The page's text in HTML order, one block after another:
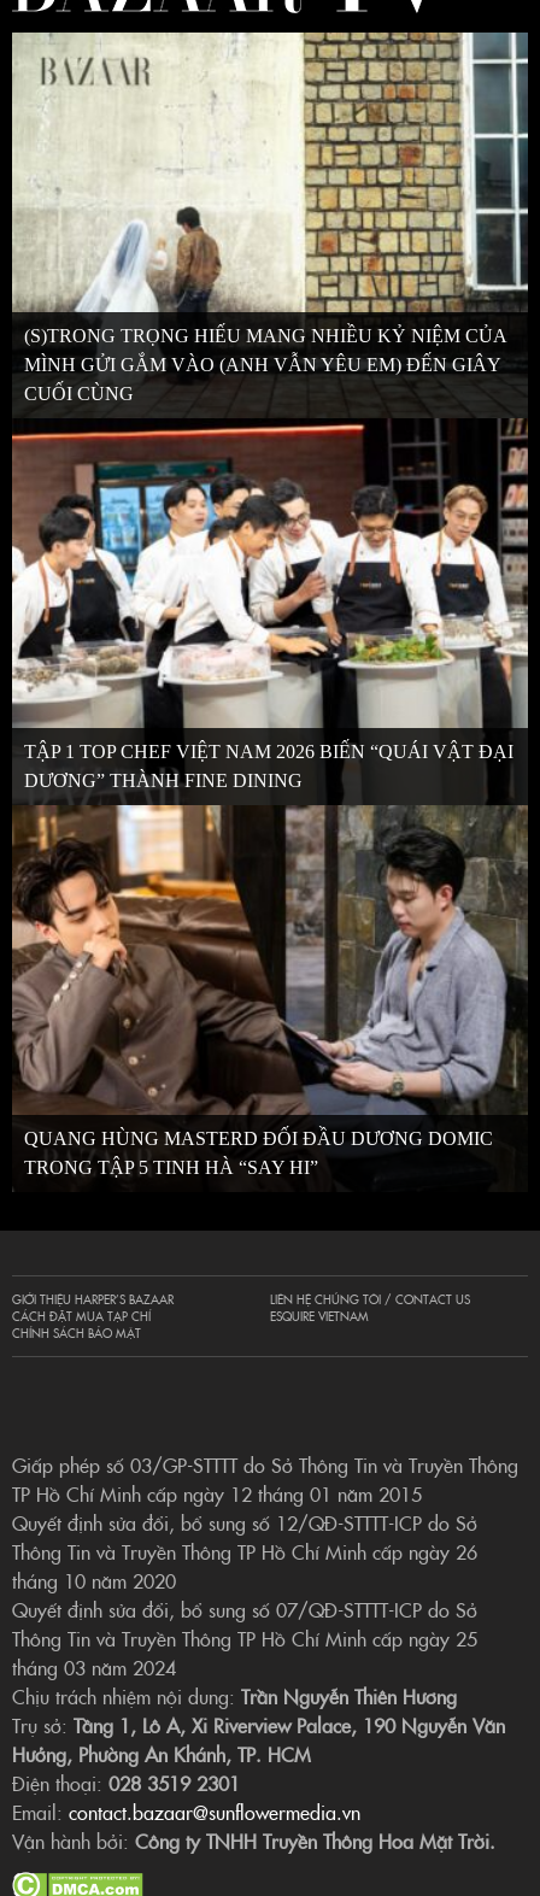
(S)TRONG TRỌNG HIẾU MANG NHIỀU KỶ NIỆM CỦA
MÌNH GỬI GẮM VÀO (ANH VẪN YÊU EM) ĐẾN GIÂY
CUỐI CÙNG
TẬP 1 TOP CHEF VIỆT NAM 2026 BIẾN “QUÁI VẬT ĐẠI
DƯƠNG” THÀNH FINE DINING
QUANG HÙNG MASTERD ĐỐI ĐẦU DƯƠNG DOMIC
TRONG TẬP 5 TINH HÀ “SAY HI”
GIỚI THIỆU HARPER’S BAZAAR
CÁCH ĐẶT MUA TẠP CHÍ
CHÍNH SÁCH BẢO MẬT
LIÊN HỆ CHÚNG TÔI / CONTACT US
ESQUIRE VIETNAM
Giấp phép số 03/GP-STTTT do Sở Thông Tin và Truyền Thông
TP Hồ Chí Minh cấp ngày 12 tháng 01 năm 2015
Quyết định sửa đổi, bổ sung số 12/QĐ-STTTT-ICP do Sở
Thông Tin và Truyền Thông TP Hồ Chí Minh cấp ngày 26
tháng 10 năm 2020
Quyết định sửa đổi, bổ sung số 07/QĐ-STTTT-ICP do Sở
Thông Tin và Truyền Thông TP Hồ Chí Minh cấp ngày 25
tháng 03 năm 2024
Chịu trách nhiệm nội dung: Trần Nguyễn Thiên Hương
Trụ sở: Tầng 1, Lô A, Xi Riverview Palace, 190 Nguyễn Văn
Hưởng, Phường An Khánh, TP. HCM
Điện thoại: 028 3519 2301
Email: contact.bazaar@sunflowermedia.vn
Vận hành bởi: Công ty TNHH Truyền Thông Hoa Mặt Trời.